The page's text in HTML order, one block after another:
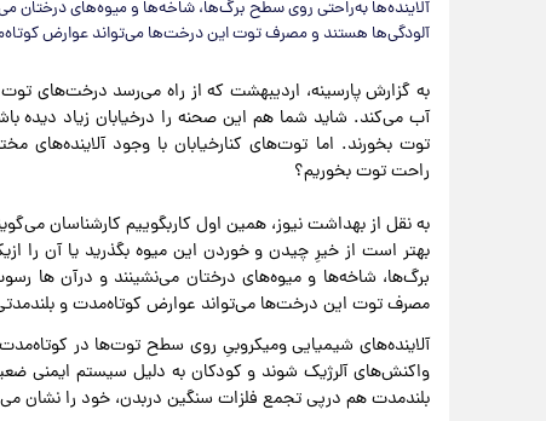
آلاینده‌ها به‌راحتی روی سطح برگ‌ها، شاخه‌ها و میوه‌های درختان
آلودگی‌ها هستند و مصرف توت این درخت‌ها می‌تواند عوارض
به گزارش پارسینه، اردیبهشت که از راه می‌رسد درخت‌های
آب می‌کند. شاید شما هم این صحنه را درخیابان زیاد دیده
توت بخورند. اما توت‌های کنارخیابان با وجود آلاینده‌های
راحت توت بخوریم؟
به نقل از بهداشت نیوز، همین اول کاربگوییم کارشناسان
بهتر است از خیرِ چیدن و خوردن این میوه بگذرید یا آن را
برگ‌ها، شاخه‌ها و میوه‌های درختان می‌نشینند و درآن ها
مصرف توت این درخت‌ها می‌تواند عوارض کوتاه‌مدت و
آلاینده‌های شیمیایی ومیکروبیِ روی سطح توت‌ها در
واکنش‌های آلرژیک شوند و کودکان به دلیل سیستم ایمنی
بلندمدت هم درپی تجمع فلزات سنگین دربدن، خود را نشان